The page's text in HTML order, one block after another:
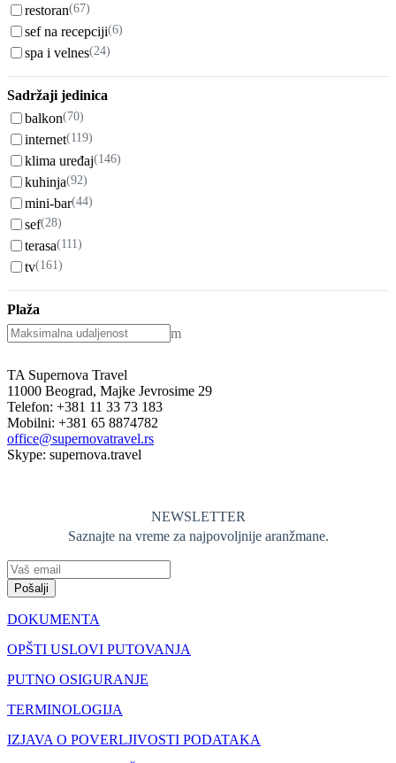
restoran(67)
sef na recepciji(6)
spa i velnes(24)
Sadržaji jedinica
balkon(70)
internet(119)
klima uređaj(146)
kuhinja(92)
mini-bar(44)
sef(28)
terasa(111)
tv(161)
Plaža
m
TA Supernova Travel
11000 Beograd, Majke Jevrosime 29
Telefon: +381 11 33 73 183
Mobilni: +381 65 8874782
office@supernovatravel.rs
Skype: supernova.travel
NEWSLETTER
Saznajte na vreme za najpovoljnije aranžmane.
Pošalji
DOKUMENTA
OPŠTI USLOVI PUTOVANJA
PUTNO OSIGURANJE
TERMINOLOGIJA
IZJAVA O POVERLJIVOSTI PODATAKA